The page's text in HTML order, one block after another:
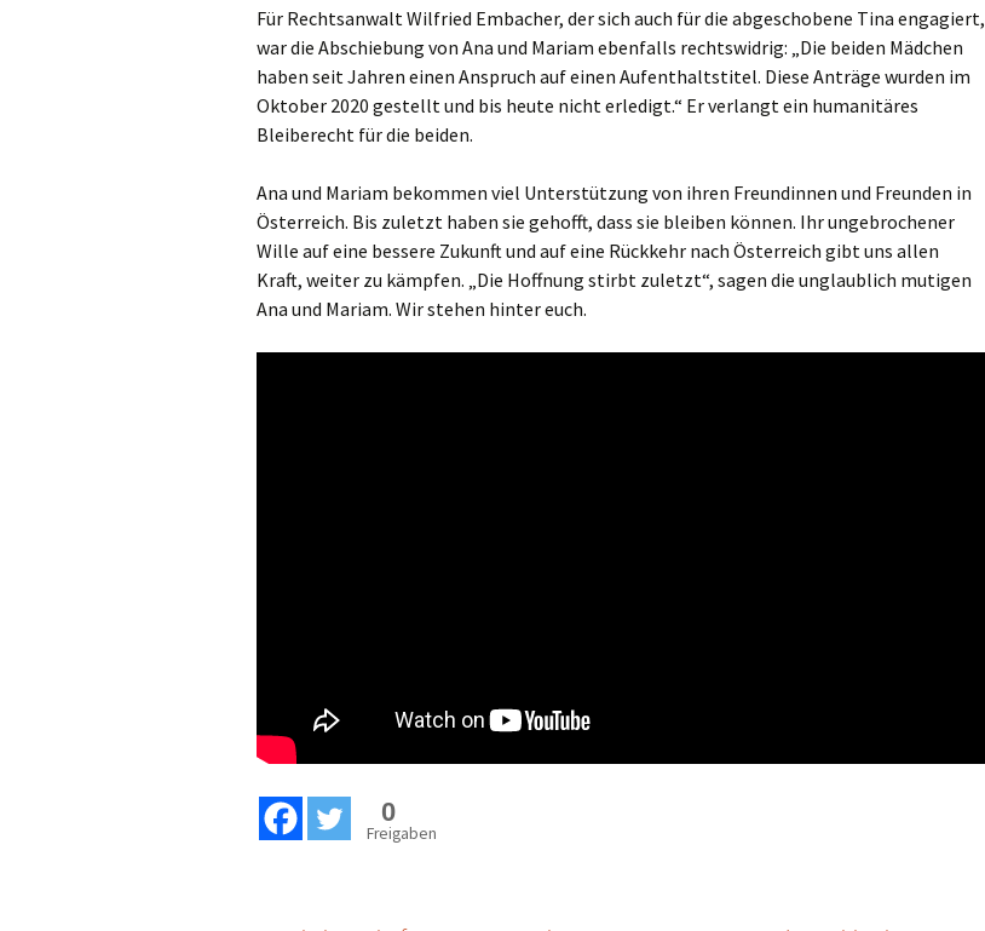
Für Rechtsanwalt Wilfried Embacher, der sich auch für die abgeschobene Tina engagiert,
war die Abschiebung von Ana und Mariam ebenfalls rechtswidrig: „Die beiden Mädchen
haben seit Jahren einen Anspruch auf einen Aufenthaltstitel. Diese Anträge wurden im
Oktober 2020 gestellt und bis heute nicht erledigt.“ Er verlangt ein humanitäres
Bleiberecht für die beiden.
Ana und Mariam bekommen viel Unterstützung von ihren Freundinnen und Freunden in
Österreich. Bis zuletzt haben sie gehofft, dass sie bleiben können. Ihr ungebrochener
Wille auf eine bessere Zukunft und auf eine Rückkehr nach Österreich gibt uns allen
Kraft, weiter zu kämpfen. „Die Hoffnung stirbt zuletzt“, sagen die unglaublich mutigen
Ana und Mariam. Wir stehen hinter euch.
0
Freigaben